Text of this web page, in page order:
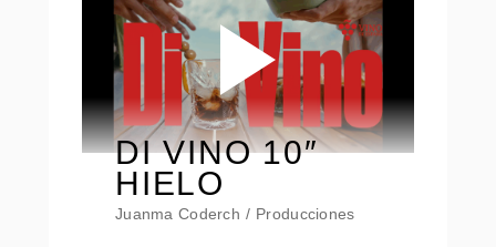
DI VINO 10″
HIELO
Juanma Coderch Producciones